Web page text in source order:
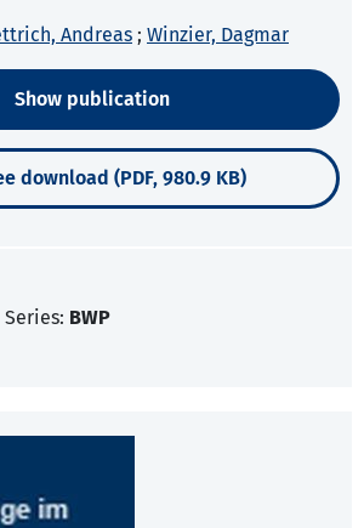
Andreas ; Winzier, Dagmar
Show publication
download (PDF, 980.9 KB)
Series: BWP